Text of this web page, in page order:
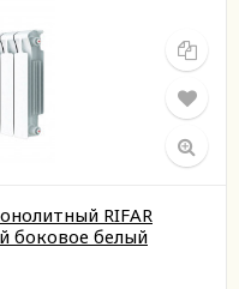
RIFAR
боковое белый